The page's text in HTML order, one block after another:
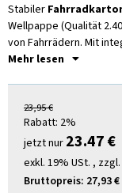
Stabiler Fahrradkarton
Wellpappe (Qualität
von Fahrrädern. Mit
stapelbar und ideal für
Mehr lesen
23,95 €
Rabatt: 2%
jetzt nur 23.47 €
exkl. 19% USt. , zzgl.
Bruttopreis: 27,93 €